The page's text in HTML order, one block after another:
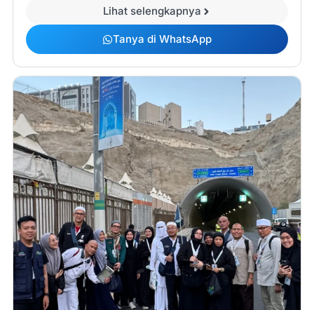
Lihat selengkapnya
Tanya di WhatsApp